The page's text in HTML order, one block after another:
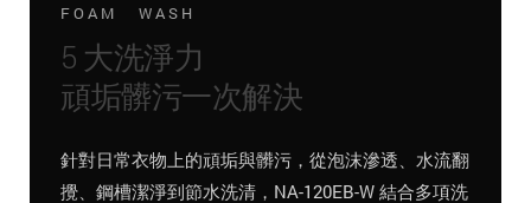
FOAM WASH
5 大洗淨力
頑垢髒污一次解決
針對日常衣物上的頑垢與髒污，從泡沫滲透、水流翻
攪、鋼槽潔淨到節水洗清，NA-120EB-W 結合多項洗